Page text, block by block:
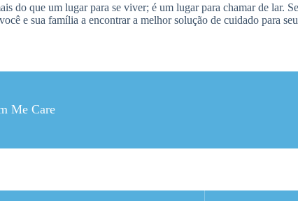
do que um lugar para se viver; é um lugar para chamar de lar.
e sua família a encontrar a melhor solução de cuidado para
Me Care